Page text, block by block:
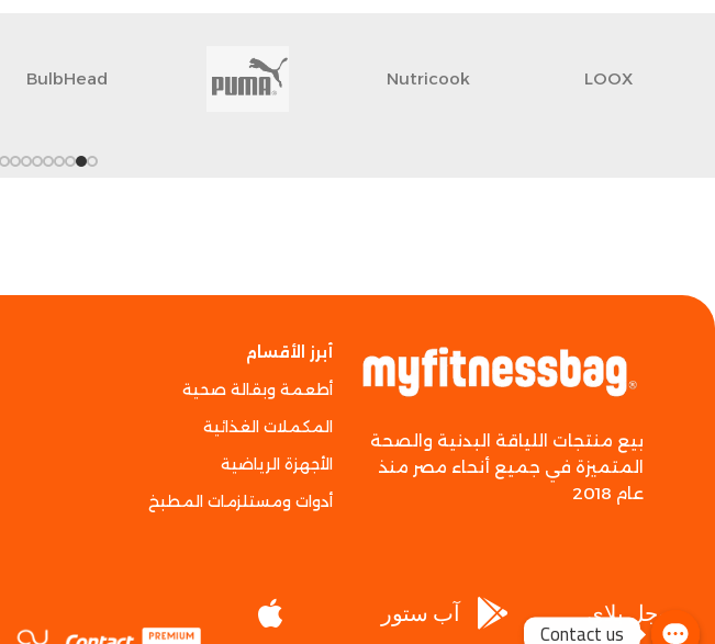
LOOX
Nutricook
BulbHead
بيع منتجات اللياقة البدنية والصحة
المتميزة في جميع أنحاء مصر منذ
عام 2018
أبرز الأقسام
أطعمة وبقالة صحية
المكملات الغذائية
الأجهزة الرياضية
أدوات ومستلزمات المطبخ
جوجل بلاي آب ستور
Contact us